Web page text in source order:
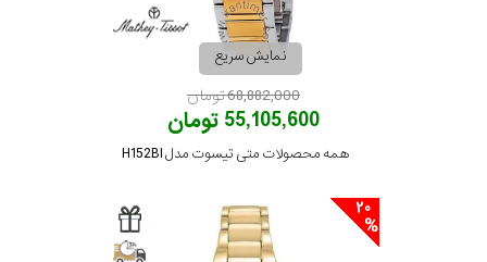
نمایش سریع
68,882,000 تومان
55,105,600 تومان
همه محصولات متی تیسوت مدل H152BI